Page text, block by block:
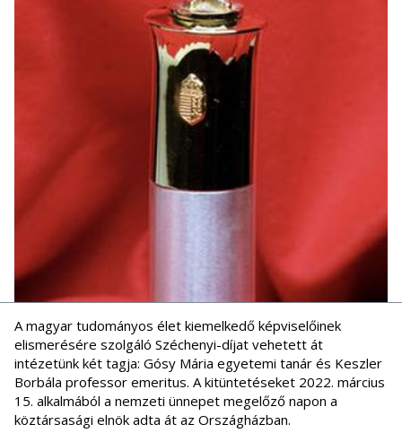
A magyar tudományos élet kiemelkedő képviselőinek
elismerésére szolgáló Széchenyi-díjat vehetett át
intézetünk két tagja: Gósy Mária egyetemi tanár és Keszler
Borbála professor emeritus. A kitüntetéseket 2022. március
15. alkalmából a nemzeti ünnepet megelőző napon a
köztársasági elnök adta át az Országházban.